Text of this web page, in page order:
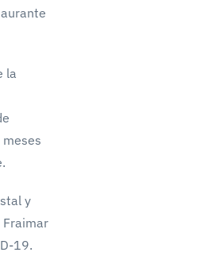
la
y
Fraimar
19.